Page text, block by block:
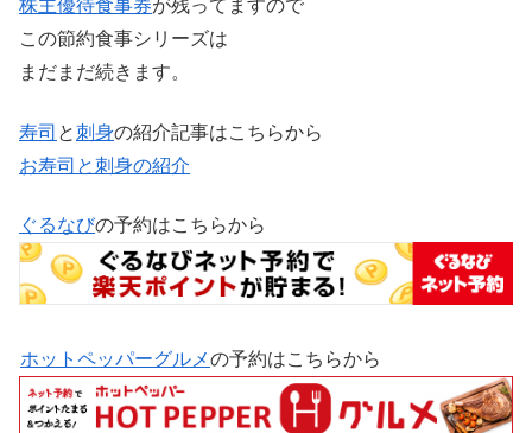
株主優待食事券が残ってますので
この節約食事シリーズは
まだまだ続きます。
寿司 と刺身の紹介記事はこちらから
お寿司と刺身の紹介
ぐるなびの予約はこちらから
ホットペッパーグルメの予約はこちらから